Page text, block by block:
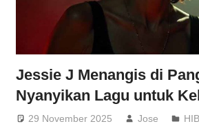
Jessie J Menangis di
Nyanyikan Lagu untuk
29 November 2025 Jose